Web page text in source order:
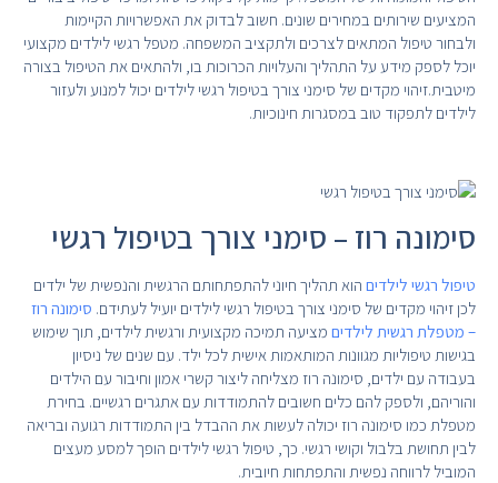
המציעים שירותים במחירים שונים. חשוב לבדוק את האפשרויות הקיימות
ולבחור טיפול המתאים לצרכים ולתקציב המשפחה. מטפל רגשי לילדים מקצועי
יוכל לספק מידע על התהליך והעלויות הכרוכות בו, ולהתאים את הטיפול בצורה
מיטבית.זיהוי מקדים של סימני צורך בטיפול רגשי לילדים יכול למנוע ולעזור
לילדים לתפקוד טוב במסגרות חינוכיות.
סימונה רוז – סימני צורך בטיפול רגשי
טיפול רגשי לילדים הוא תהליך חיוני להתפתחותם הרגשית והנפשית של ילדים
לכן זיהוי מקדים של סימני צורך בטיפול רגשי לילדים יועיל לעתידם. סימונה רוז
– מטפלת רגשית לילדים מציעה תמיכה מקצועית ורגשית לילדים, תוך שימוש
בגישות טיפוליות מגוונות המותאמות אישית לכל ילד. עם שנים של ניסיון
בעבודה עם ילדים, סימונה רוז מצליחה ליצור קשרי אמון וחיבור עם הילדים
והוריהם, ולספק להם כלים חשובים להתמודדות עם אתגרים רגשיים. בחירת
מטפלת כמו סימונה רוז יכולה לעשות את ההבדל בין התמודדות רגועה ובריאה
לבין תחושת בלבול וקושי רגשי. כך, טיפול רגשי לילדים הופך למסע מעצים
המוביל לרווחה נפשית והתפתחות חיובית.